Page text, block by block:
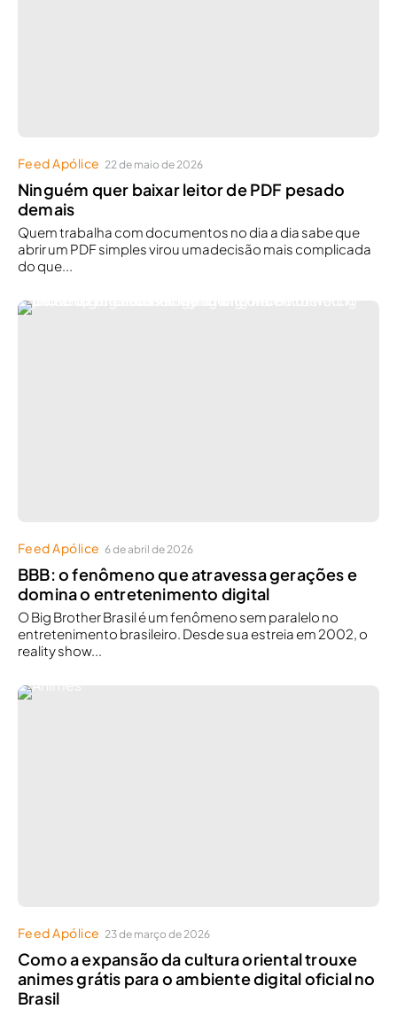
Feed Apólice 22 de maio de 2026
Ninguém quer baixar leitor de PDF pesado
demais
Quem trabalha com documentos no dia a dia sabe que
abrir um PDF simples virou umadecisão mais complicada
do que...
Feed Apólice 6 de abril de 2026
BBB: o fenômeno que atravessa gerações e
domina o entretenimento digital
O Big Brother Brasil é um fenômeno sem paralelo no
entretenimento brasileiro. Desde sua estreia em 2002, o
reality show...
Feed Apólice 23 de março de 2026
Como a expansão da cultura oriental trouxe
animes grátis para o ambiente digital oficial no
Brasil